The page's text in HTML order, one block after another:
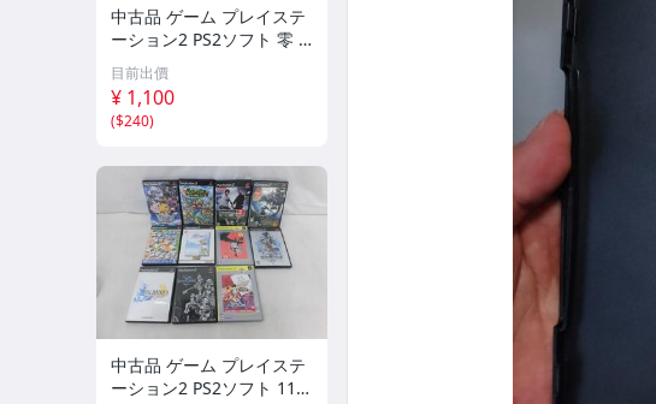
中古品 ゲーム プレイステ
ーション2 PS2ソフト 零 z
ero
目前出價
¥ 1,100
($240)
中古品 ゲーム プレイステ
ーション2 PS2ソフト 11点